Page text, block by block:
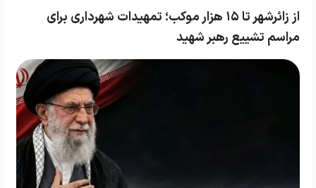
از زائرشهر تا ۱۵ هزار موکب؛ تمهیدات شهرداری برای
مراسم تشییع رهبر شهید